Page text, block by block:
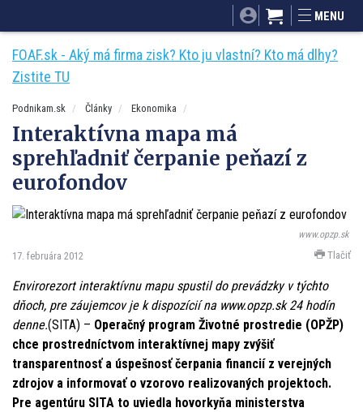
Mnamky-recepty.sk
MENU
FOAF.sk - Aký má firma zisk? Kto ju vlastní? Kto má dlhy?
Zistite TU
Podnikam.sk Články Ekonomika
Interaktívna mapa má
sprehľadniť čerpanie peňazí z
eurofondov
www.opzp.sk
17. februára 2012 Tlačiť
Envirorezort interaktívnu mapu spustil do prevádzky v týchto
dňoch, pre záujemcov je k dispozícií na www.opzp.sk 24 hodín
denne.(SITA) – Operačný program Životné prostredie (OPŽP)
chce prostredníctvom interaktívnej mapy zvýšiť
transparentnosť a úspešnosť čerpania financií z verejných
zdrojov a informovať o vzorovo realizovaných projektoch.
Pre agentúru SITA to uviedla hovorkyňa ministerstva